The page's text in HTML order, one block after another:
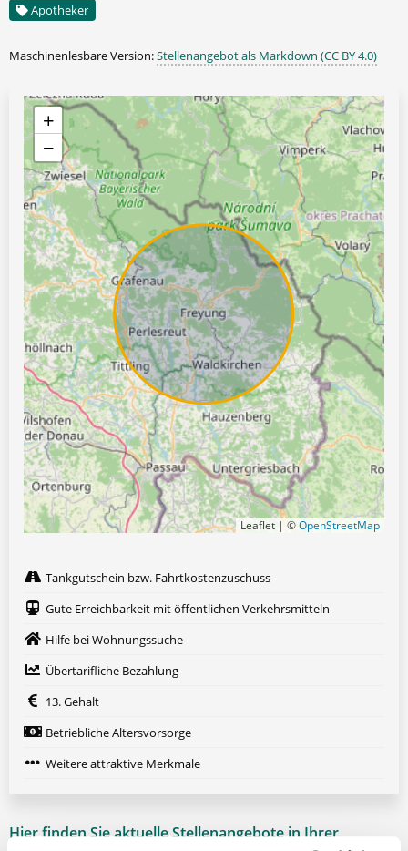
Apotheker
Maschinenlesbare Version:Stellenangebot als Markdown (CC BY 4.0)
+
−
Leaflet | ©OpenStreetMap
Tankgutschein bzw. Fahrtkostenzuschuss
Gute Erreichbarkeit mit öffentlichen Verkehrsmitteln
Hilfe bei Wohnungssuche
Übertarifliche Bezahlung
13. Gehalt
Betriebliche Altersvorsorge
Weitere attraktive Merkmale
Hier finden Sie aktuelle Stellenangebote in Ihrer